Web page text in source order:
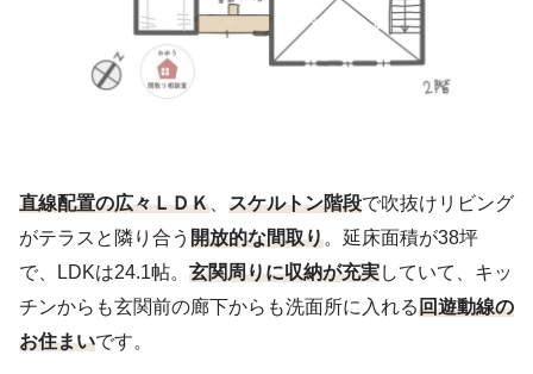
直線配置の広々ＬＤＫ スケルトン階段で吹抜けリビング
がテラスと隣り合う 開放的な間取り。延床面積が38坪
で、LDKは24.1帖。 玄関周りに収納が充実していて、キッ
チンからも玄関前の廊下からも洗面所に入れる回遊動線の
お住まいです。